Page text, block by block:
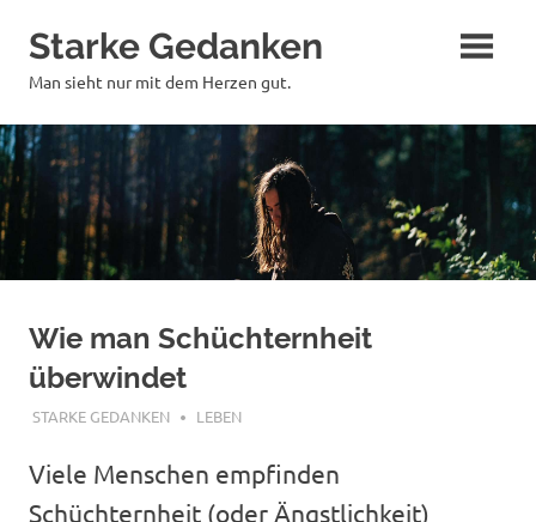
Inhalt
springen
Starke Gedanken
Man sieht nur mit dem Herzen gut.
Wie man Schüchternheit
überwindet
NOVEMBER 24, 2017
STARKE GEDANKEN LEBEN
Viele Menschen empfinden
Schüchternheit (oder Ängstlichkeit)